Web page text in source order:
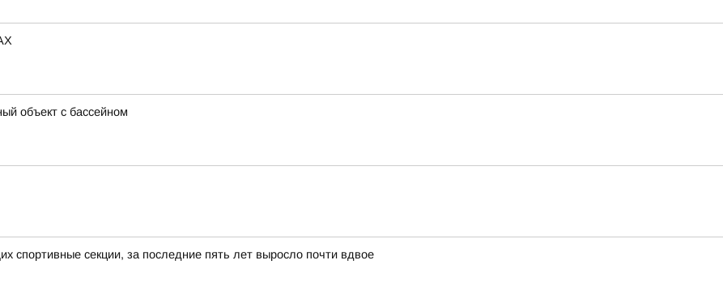
объект с бассейном
секции, за последние пять лет выросло почти вдвое